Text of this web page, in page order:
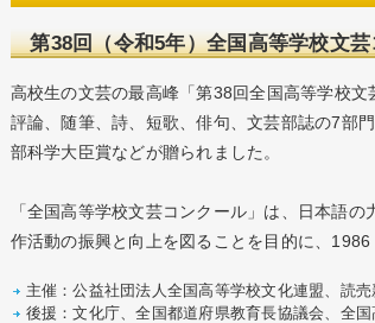
第38回（令和5年）全国高等学校文
高校生の文芸の最高峰「第38回全国高等学校
評論、随筆、詩、短歌、俳句、文芸部誌の7部
部科学大臣賞などが贈られました。
「全国高等学校文芸コンクール」は、日本語
作活動の振興と向上を図ることを目的に、
主催：公益社団法人全国高等学校文化連盟、読売
後援：文化庁、全国都道府県教育長協議会、全